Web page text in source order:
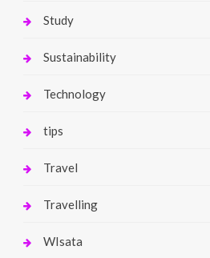
Study
Sustainability
Technology
tips
Travel
Travelling
WIsata